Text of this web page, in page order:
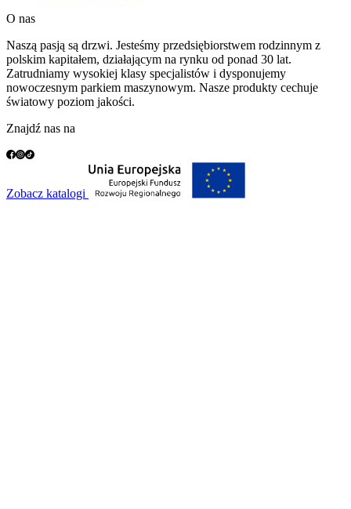
O nas
Naszą pasją są drzwi. Jesteśmy przedsiębiorstwem rodzinnym z
polskim kapitałem, działającym na rynku od ponad 30 lat.
Zatrudniamy wysokiej klasy specjalistów i dysponujemy
nowoczesnym parkiem maszynowym. Nasze produkty cechuje
światowy poziom jakości.
Znajdź nas na
Zobacz katalogi